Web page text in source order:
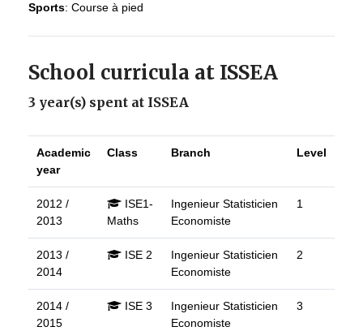
Sports: Course à pied
School curricula at ISSEA
3 year(s) spent at ISSEA
Academic
year
Class Branch Level
2012 /
2013
ISE1-
Maths
Ingenieur Statisticien
Economiste
1
2013 /
2014
ISE 2
Ingenieur Statisticien
Economiste
2
2014 /
2015
ISE 3
Ingenieur Statisticien
Economiste
3